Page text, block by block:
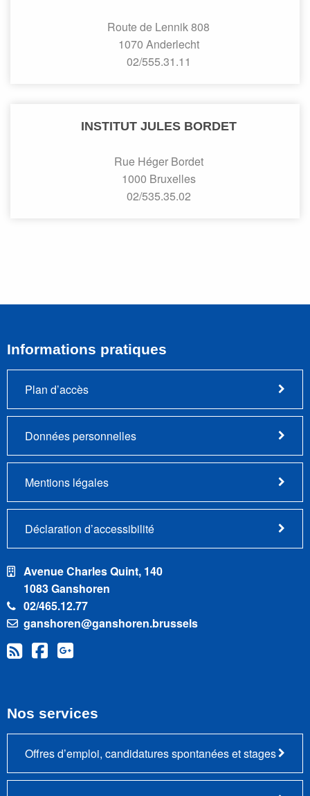
Route de Lennik 808
1070 Anderlecht
02/555.31.11
INSTITUT JULES BORDET
Rue Héger Bordet
1000 Bruxelles
02/535.35.02
Informations pratiques
Plan d’accès
Données personnelles
Mentions légales
Déclaration d’accessibilité
Avenue Charles Quint, 140
1083 Ganshoren
02/465.12.77
ganshoren@ganshoren.brussels
Nos services
Offres d’emploi, candidatures spontanées et stages